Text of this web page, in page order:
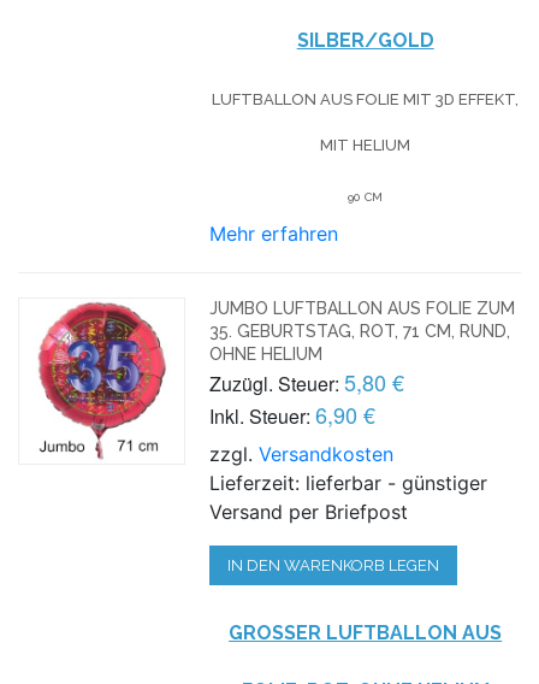
SILBER/GOLD
LUFTBALLON AUS FOLIE MIT 3D EFFEKT,
MIT HELIUM
90 CM
Mehr erfahren
JUMBO LUFTBALLON AUS FOLIE ZUM
35. GEBURTSTAG, ROT, 71 CM, RUND,
OHNE HELIUM
Zuzügl. Steuer: 5,80 €
Inkl. Steuer: 6,90 €
zzgl.Versandkosten
Lieferzeit: lieferbar - günstiger
Versand per Briefpost
IN DEN WARENKORB LEGEN
GROSSER LUFTBALLON AUS F